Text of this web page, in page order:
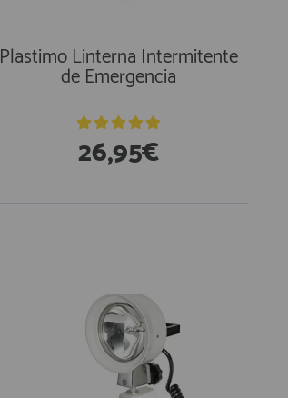
Plastimo Linterna Intermitente
de Emergencia
26,95€